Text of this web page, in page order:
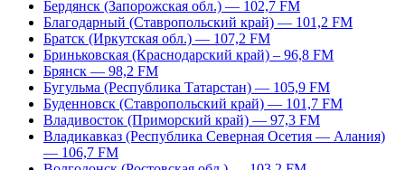
Бердянск (Запорожская обл.) — 102,7 FM
Благодарный (Ставропольский край) — 101,2 FM
Братск (Иркутская обл.) — 107,2 FM
Бриньковская (Краснодарский край) – 96,8 FM
Брянск — 98,2 FM
Бугульма (Республика Татарстан) — 105,9 FM
Буденновск (Ставропольский край) — 101,7 FM
Владивосток (Приморский край) — 97,3 FM
Владикавказ (Республика Северная Осетия — Алания)
— 106,7 FM